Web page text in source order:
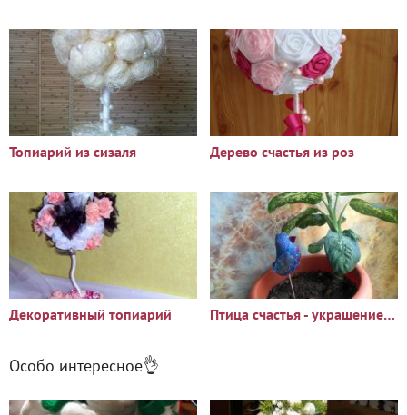
Топиарий из сизаля Дерево счастья из роз
Декоративный топиарий Птица счастья - украшение для комнатных растений
Особо интересное👌